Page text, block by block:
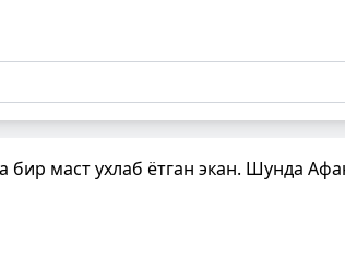
маст ухлаб ётган экан. Шунда